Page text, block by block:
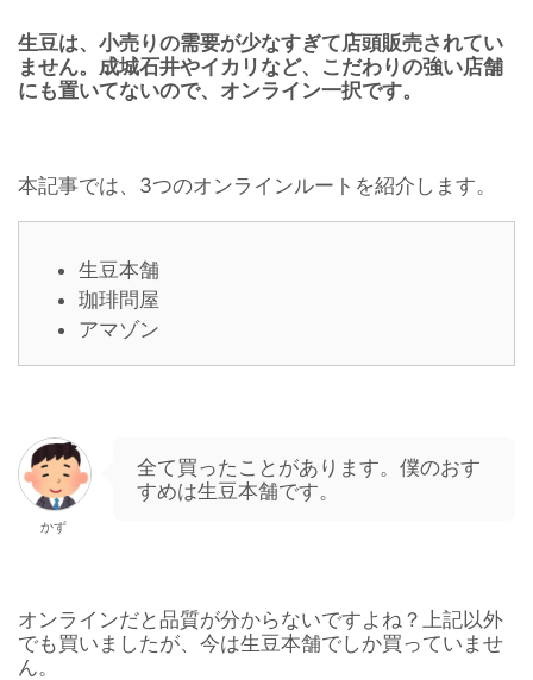
生豆は、小売りの需要が少なすぎて店頭販売されてい
ません。成城石井やイカリなど、こだわりの強い店舗
にも置いてないので、オンライン一択です。
本記事では、3つのオンラインルートを紹介します。
生豆本舗
珈琲問屋
アマゾン
かず
全て買ったことがあります。僕のおす
すめは生豆本舗です。
オンラインだと品質が分からないですよね？上記以外
でも買いましたが、今は生豆本舗でしか買っていませ
ん。